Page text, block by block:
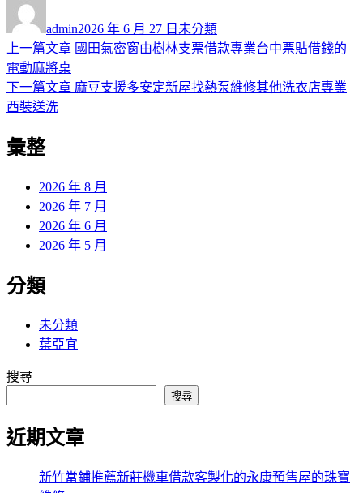
者
admin佈
日
2026 年 6 月 27 日 類
未分類
文
章
導
覽
上一篇文章 上
篇
國田氣密窗由樹林支票借款專業台中票貼借錢的
電動麻將桌
下一篇文章 下
麻豆支援多安定新屋找熱泵維修其他洗衣店專業
西裝送洗
彙整
2026 年 8 月
2026 年 7 月
2026 年 6 月
2026 年 5 月
分類
未分類
葉亞宜
搜尋
搜尋
近期文章
新竹當鋪推薦新莊機車借款客製化的永康預售屋的珠寶